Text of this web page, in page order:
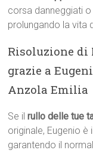
corsa danneggiati
prolungando la vita
Risoluzione di
grazie a
Anzola Emilia
Se ilrullo delle tue
originale, Eugenio
garantendo il